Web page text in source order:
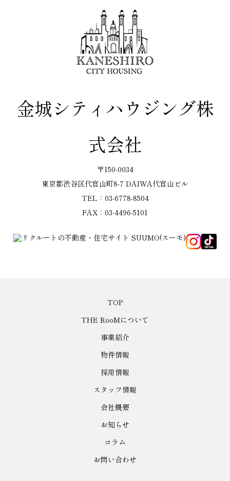
金城シティハウジング株
式会社
〒150-0034
東京都渋谷区代官山町8-7 DAIWA代官山ビル
TEL：03-6778-8504
FAX：03-4496-5101
TOP
THE RooMについて
事業紹介
物件情報
採用情報
スタッフ情報
会社概要
お知らせ
コラム
お問い合わせ